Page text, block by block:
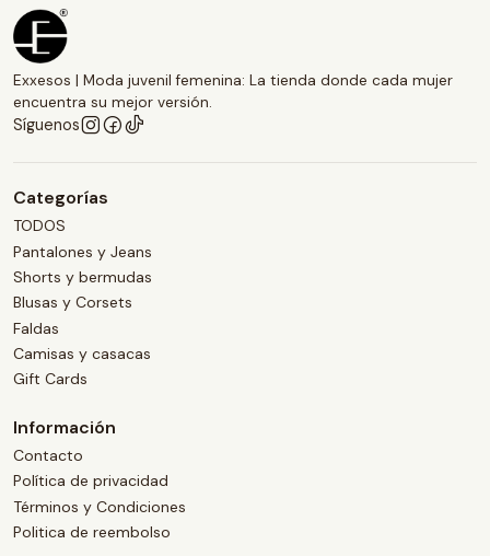
Exxesos | Moda juvenil femenina: La tienda donde cada mujer
encuentra su mejor versión.
Síguenos
Categorías
TODOS
Pantalones y Jeans
Shorts y bermudas
Blusas y Corsets
Faldas
Camisas y casacas
Gift Cards
Información
Contacto
Política de privacidad
Términos y Condiciones
Politica de reembolso